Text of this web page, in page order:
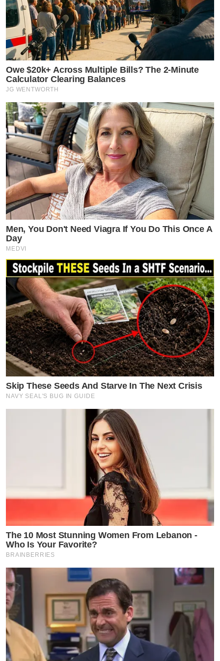
Owe $20k+ Across Multiple Bills? The 2-Minute
Calculator Clearing Balances
JG WENTWORTH
Men, You Don't Need Viagra If You Do This Once A
Day
MEDVI
Skip These Seeds And Starve In The Next Crisis
NAVY SEAL'S BUG IN GUIDE
The 10 Most Stunning Women From Lebanon -
Who Is Your Favorite?
BRAINBERRIES